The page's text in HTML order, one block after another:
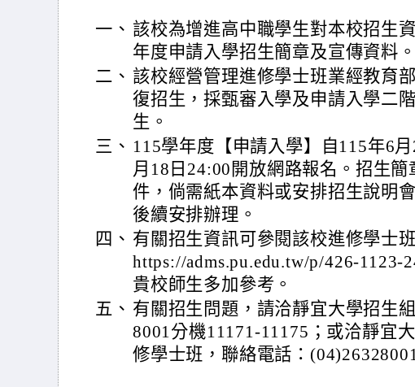
一、 該校為增進高中職學生對本校招生
年度申請入學招生簡章及宣傳資料。
二、 該校經營管理進修學士班業經教育
復招生，採甄審入學及申請入學二
生。
三、 115學年度【申請入學】自115年6
月18日24:00開放網路報名。招生
件，倘需紙本資料或安排招生說明
後續安排辦理。
四、 有關招生資訊可參閱該校進修學士
https://adms.pu.edu.tw/p/426-1123-
貴校師生多加參考。
五、 有關招生問題，請洽靜宜大學招生
8001分機11171-11175；或洽靜宜
修學士班，聯絡電話：